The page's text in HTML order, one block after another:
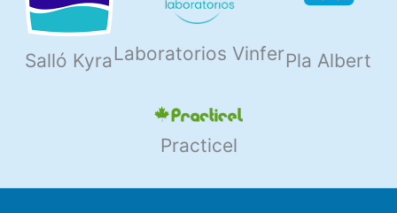
Salló Kyra Laboratorios VinferPla Albert
Practicel